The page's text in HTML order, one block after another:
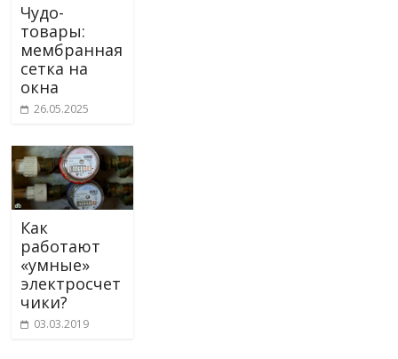
Чудо-
товары:
мембранная
сетка на
окна
26.05.2025
Как
работают
«умные»
электросчет
чики?
03.03.2019